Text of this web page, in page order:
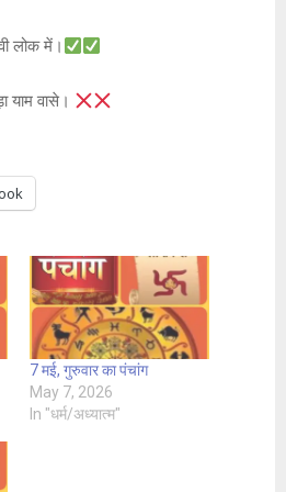
लोक में।
याम वासे।
7 मई, गुरुवार का पंचांग
May 7, 2026
In "धर्म/अध्यात्म"